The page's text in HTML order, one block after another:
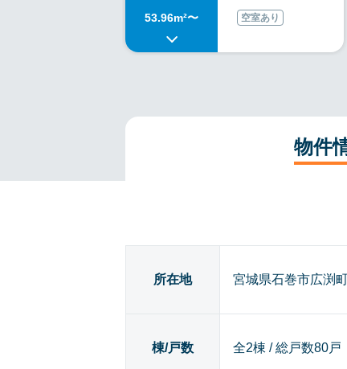
53.96m²〜 空室あり
物件
所在地 宮城県石巻市広渕
棟/戸数 全2棟 / 総戸数80戸